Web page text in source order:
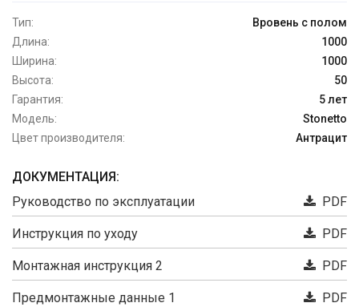
Тип:
Вровень с полом
Длина:
1000
Ширина:
1000
Высота:
50
Гарантия:
5 лет
Модель:
Stonetto
Цвет производителя:
Антрацит
ДОКУМЕНТАЦИЯ:
Руководство по эксплуатации
PDF
Инструкция по уходу PDF
Монтажная инструкция 2 PDF
Предмонтажные данные 1 PDF